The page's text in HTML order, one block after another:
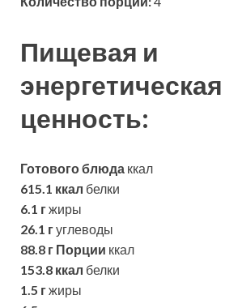
Пищевая и
энергетическая
ценность:
Готового блюда ккал
615.1 ккал белки
6.1 гжиры
26.1 гуглеводы
88.8 г Порции ккал
153.8 ккал белки
1.5 гжиры